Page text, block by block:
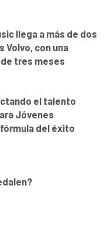
llega a más de dos
Volvo, con una
tres meses
el talento
Jóvenes
del éxito